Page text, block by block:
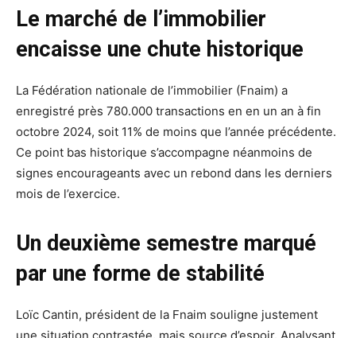
Le marché de l’immobilier
encaisse une chute historique
La Fédération nationale de l’immobilier (Fnaim) a
enregistré près 780.000 transactions en en un an à fin
octobre 2024, soit 11% de moins que l’année précédente.
Ce point bas historique s’accompagne néanmoins de
signes encourageants avec un rebond dans les derniers
mois de l’exercice.
Un deuxième semestre marqué
par une forme de stabilité
Loïc Cantin, président de la Fnaim souligne justement